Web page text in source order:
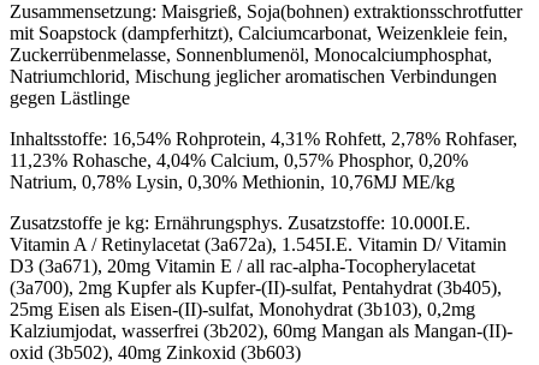
Zusammensetzung: Maisgrieß, Soja(bohnen) extraktionsschrotfutter
mit Soapstock (dampferhitzt), Calciumcarbonat, Weizenkleie fein,
Zuckerrübenmelasse, Sonnenblumenöl, Monocalciumphosphat,
Natriumchlorid, Mischung jeglicher aromatischen Verbindungen
gegen Lästlinge
Inhaltsstoffe: 16,54% Rohprotein, 4,31% Rohfett, 2,78% Rohfaser,
11,23% Rohasche, 4,04% Calcium, 0,57% Phosphor, 0,20%
Natrium, 0,78% Lysin, 0,30% Methionin, 10,76MJ ME/kg
Zusatzstoffe je kg: Ernährungsphys. Zusatzstoffe: 10.000I.E.
Vitamin A / Retinylacetat (3a672a), 1.545I.E. Vitamin D/ Vitamin
D3 (3a671), 20mg Vitamin E / all rac-alpha-Tocopherylacetat
(3a700), 2mg Kupfer als Kupfer-(II)-sulfat, Pentahydrat (3b405),
25mg Eisen als Eisen-(II)-sulfat, Monohydrat (3b103), 0,2mg
Kalziumjodat, wasserfrei (3b202), 60mg Mangan als Mangan-(II)-
oxid (3b502), 40mg Zinkoxid (3b603)